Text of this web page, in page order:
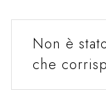
Non è
che